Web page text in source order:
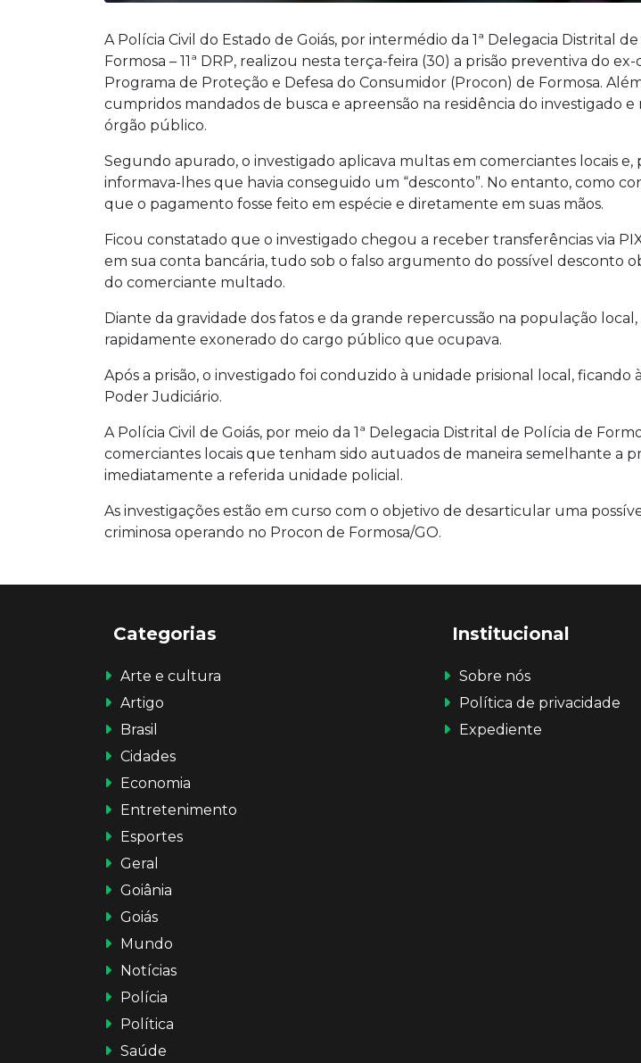
A Polícia Civil do Estado de Goiás, por intermédio da 1ª Delegacia Distrital
Formosa – 11ª DRP, realizou nesta terça-feira (30) a prisão preventiva do
Programa de Proteção e Defesa do Consumidor (Procon) de Formosa.
cumpridos mandados de busca e apreensão na residência do investigado e
órgão público.
Segundo apurado, o investigado aplicava multas em comerciantes locais
informava-lhes que havia conseguido um “desconto”. No entanto, como
que o pagamento fosse feito em espécie e diretamente em suas mãos.
Ficou constatado que o investigado chegou a receber transferências via
em sua conta bancária, tudo sob o falso argumento do possível desconto
do comerciante multado.
Diante da gravidade dos fatos e da grande repercussão na população
rapidamente exonerado do cargo público que ocupava.
Após a prisão, o investigado foi conduzido à unidade prisional local, ficando
Poder Judiciário.
A Polícia Civil de Goiás, por meio da 1ª Delegacia Distrital de Polícia de
comerciantes locais que tenham sido autuados de maneira semelhante a
imediatamente a referida unidade policial.
As investigações estão em curso com o objetivo de desarticular uma
criminosa operando no Procon de Formosa/GO.
Categorias
Arte e cultura
Artigo
Brasil
Cidades
Economia
Entretenimento
Esportes
Geral
Goiânia
Goiás
Mundo
Notícias
Polícia
Política
Saúde
Institucional
Sobre nós
Política de privacidade
Expediente